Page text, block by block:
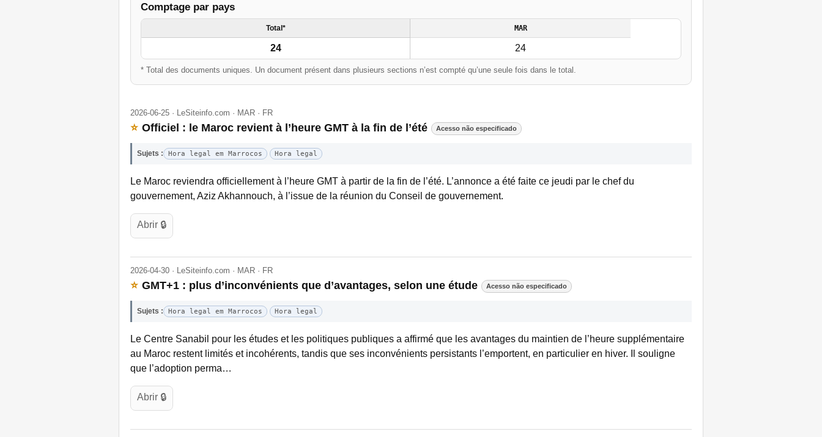
Comptage par pays
Total* MAR
24 24
* Total des documents uniques. Un document présent dans plusieurs sections n’est compté qu’une seule fois dans le total.
2026-06-25 · LeSiteinfo.com · MAR · FR
⭐ Officiel : le Maroc revient à l’heure GMT à la fin de l’été Acesso não especificado
Sujets : Hora legal em Marrocos Hora legal
Le Maroc reviendra officiellement à l’heure GMT à partir de la fin de l’été. L’annonce a été faite ce jeudi par le chef du
gouvernement, Aziz Akhannouch, à l’issue de la réunion du Conseil de gouvernement.
Abrir 🔒
2026-04-30 · LeSiteinfo.com · MAR · FR
⭐ GMT+1 : plus d’inconvénients que d’avantages, selon une étude Acesso não especificado
Sujets : Hora legal em Marrocos Hora legal
Le Centre Sanabil pour les études et les politiques publiques a affirmé que les avantages du maintien de l’heure supplémentaire
au Maroc restent limités et incohérents, tandis que ses inconvénients persistants l’emportent, en particulier en hiver. Il souligne
que l’adoption perma…
Abrir 🔒